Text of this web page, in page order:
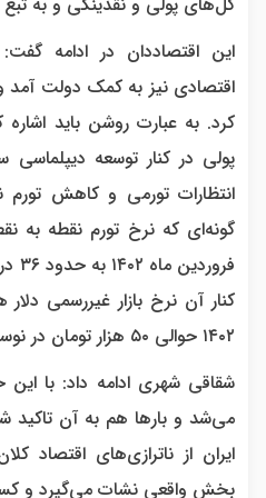
اقتصادی نیز به کمک دولت آمد و
کرد. به عبارت روشن باید
پولی در کنار توسعه
انتظارات تورمی و کاهش
کنار آن نرخ بازار غیررسمی
۱۴۰۲ حوالی ۵۰ هزار تومان در نوسان بود.
شقاقی شهری ادامه داد: با
می‌شد و بارها هم به آن تاکید
ایران از ناترازی‌های
بخش واقعی نشات می‌گیرد و